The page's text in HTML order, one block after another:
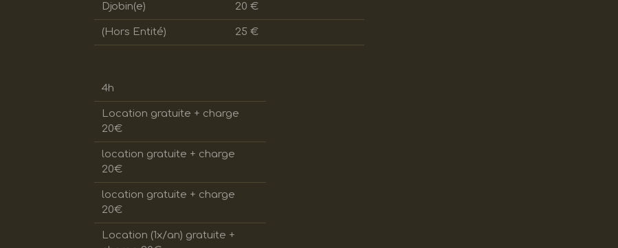
Djobin(e) 20 €
(Hors Entité) 25 €
4h
Location gratuite + charge
20€
location gratuite + charge
20€
location gratuite + charge
20€
Location (1x/an) gratuite +